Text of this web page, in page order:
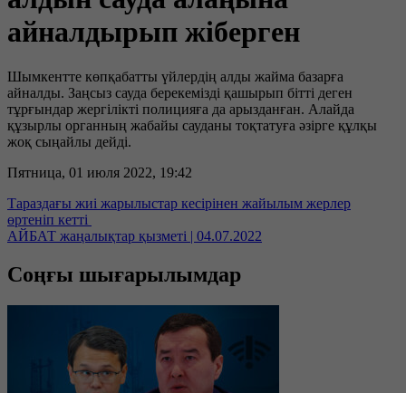
айналдырып жіберген
Шымкентте көпқабатты үйлердің алды жайма базарға
айналды. Заңсыз сауда берекемізді қашырып бітті деген
тұрғындар жергілікті полицияға да арызданған. Алайда
құзырлы органның жабайы сауданы тоқтатуға әзірге құлқы
жоқ сыңайлы дейді.
Пятница, 01 июля 2022, 19:42
Тараздағы жиі жарылыстар кесірінен жайылым жерлер
өртеніп кетті
АЙБАТ жаңалықтар қызметі | 04.07.2022
Соңғы шығарылымдар